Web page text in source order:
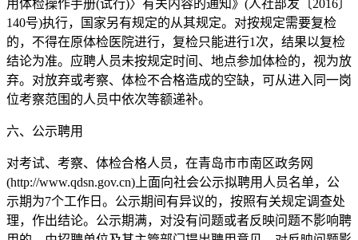
用体检操作手册(试行)〉有关内容的通知》(人社部发〔2016〕
140号)执行，国家另有规定的从其规定。对按规定需要复检
的，不得在原体检医院进行，复检只能进行1次，结果以复检
结论为准。应聘人员未按规定时间、地点参加体检的，视为放
弃。对放弃或考察、体检不合格造成的空缺，可从进入同一岗
位考察范围的人员中依次等额递补。
六、公示聘用
对考试、考察、体检合格人员，在青岛市市南区政务网
(http://www.qdsn.gov.cn)上面向社会公示拟聘用人员名单，公
示期为7个工作日。公示期间有异议的，按照有关规定调查处
理，作出结论。公示期满，对没有问题或者反映问题不影响聘